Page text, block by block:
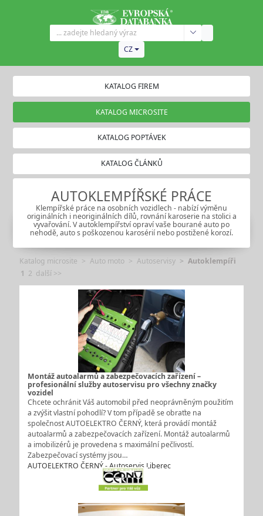
CZ
KATALOG FIREM
KATALOG MICROSITE
KATALOG POPTÁVEK
KATALOG ČLÁNKŮ
AUTOKLEMPÍŘSKÉ PRÁCE
Klempířské práce na osobních vozidlech - nabízí výměnu
originálních i neoriginálních dílů, rovnání karoserie na stolici a
vyvařování. V autoklempířství opraví vaše bourané auto po
nehodě, auto s poškozenou karosérií nebo postižené korozí.
Katalog microsite Auto moto Autoservisy
Autoklempíři
1 2 další >>
Montáž autoalarmů a zabezpečovacích zařízení –
profesionální služby autoservisu pro všechny značky
vozidel
Chcete ochránit Váš automobil před neoprávněným použitím
a zvýšit vlastní pohodlí? V tom případě se obraťte na
společnost AUTOELEKTRO ČERNÝ, která provádí montáž
autoalarmů a zabezpečovacích zařízení. Montáž autoalarmů
a imobilizérů je provedena s maximální pečlivostí.
Zabezpečovací systémy jsou…
AUTOELEKTRO ČERNÝ - Autoservis Liberec